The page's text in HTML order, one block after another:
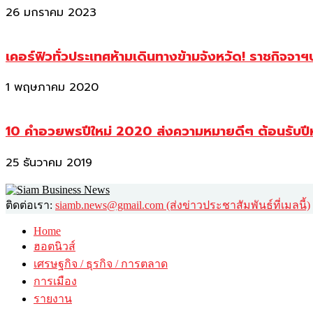
26 มกราคม 2023
เคอร์ฟิวทั่วประเทศห้ามเดินทางข้ามจังหวัด! ราชกิจจา
1 พฤษภาคม 2020
10 คำอวยพรปีใหม่ 2020 ส่งความหมายดีๆ ต้อนรับ
25 ธันวาคม 2019
ติดต่อเรา: siamb.news@gmail.com (ส่งข่าวประชาสัมพันธ์ที่เมลนี้)
Home
ฮอตนิวส์
เศรษฐกิจ / ธุรกิจ / การตลาด
การเมือง
รายงาน